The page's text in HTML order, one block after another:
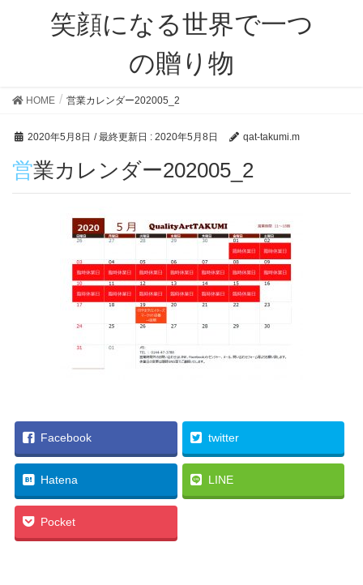
笑顔になる世界で一つ
の贈り物
HOME 営業カレンダー202005_2
2020年5月8日 / 最終更新日 : 2020年5月8日 qat-takumi.m
営業カレンダー202005_2
Facebook twitter
Hatena LINE
Pocket